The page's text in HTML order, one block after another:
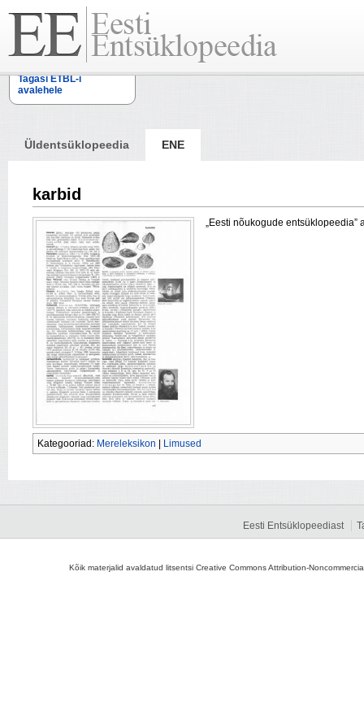
Tagasi ETBL-i
avalehele
Üldentsüklopeedia ENE
karbid
„Eesti nõukogude
Kategooriad: Mereleksikon Limused
Eesti Entsüklopeediast
Kõik materjalid avaldatud litsentsi Creative Commons Attribution-